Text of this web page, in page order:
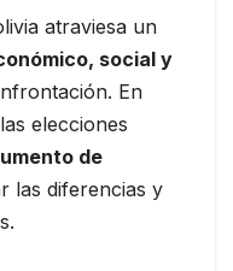
atraviesa un
social y
En
elecciones
de
las diferencias y